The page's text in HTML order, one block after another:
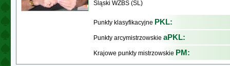
Śląski WZBS (SL)
Punkty klasyfikacyjne PKL:
Punkty arcymistrzowskie aPKL:
Krajowe punkty mistrzowskie PM: